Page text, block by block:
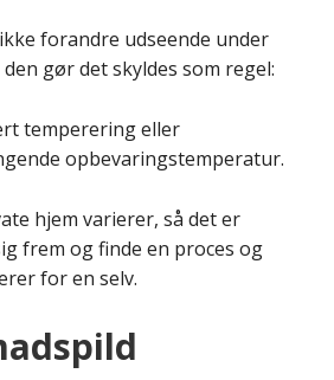
forandre udseende under
gør det skyldes som regel:
temperering eller
opbevaringstemperatur.
hjem varierer, så det er
frem og finde en proces og
for en selv.